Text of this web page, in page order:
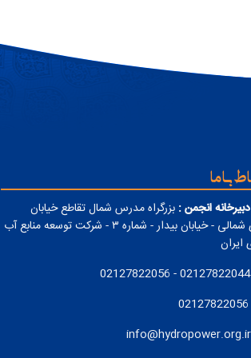
با ما
انجمن : بزرگراه مدرس شمال تقاطع خیابان
آفریقای شمالی - خیابان بیدار - شماره ۳ - شرکت توسعه منابع آب
ایران
02127822044 - 02127822056
02127822056
info@hydropower.org.ir